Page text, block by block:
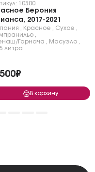
10300
Берония
2017-2021
Красное Сухое
Гарнача
Масуэло
литра
В корзину